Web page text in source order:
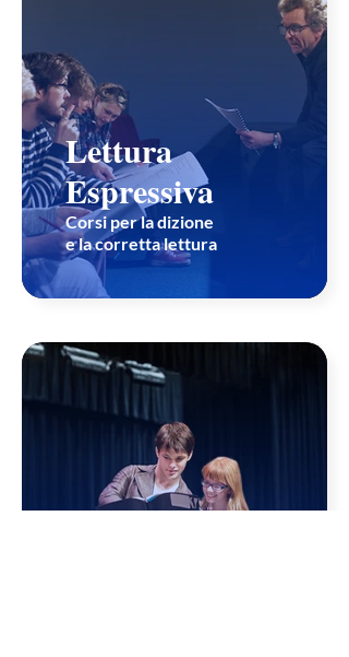
Lettura
Espressiva
Corsi per la dizione
e la corretta lettura